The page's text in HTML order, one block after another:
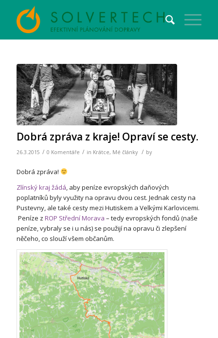
Dobrá zpráva z kraje! Opraví se cesty.
26.3.2015 / 0 Komentáře / in Krátce, Mé články / by
Dobrá zpráva!
Zlínský kraj žádá, aby peníze evropských daňových
poplatníků byly využity na opravu dvou cest. Jednak cesty na
Pustevny, ale také cesty mezi Hutiskem a Velkými Karlovicemi.
Peníze z ROP Střední Morava – tedy evropských fondů (naše
peníze, vybraly se i u nás) se použijí na opravu či zlepšení
něčeho, co slouží všem občanům.